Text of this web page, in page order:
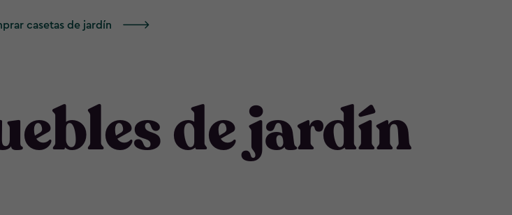
casetas de jardín
de jardín